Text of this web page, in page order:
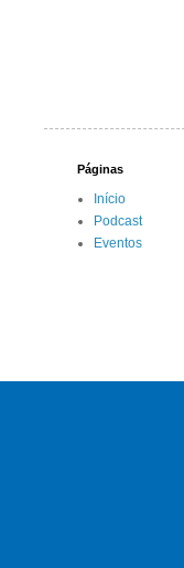
Páginas
Início
Podcast
Eventos